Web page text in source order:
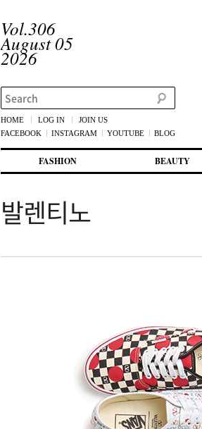
Vol.306
August 05
2026
Search
HOME LOG IN
JOIN US
FACEBOOK
INSTAGRAM YOUTUBE BLOG
첫번째 컨텐츠로 뛰어넘기
두번째 컨텐츠로 뛰어넘기
FASHION BEAUTY
발렌티노